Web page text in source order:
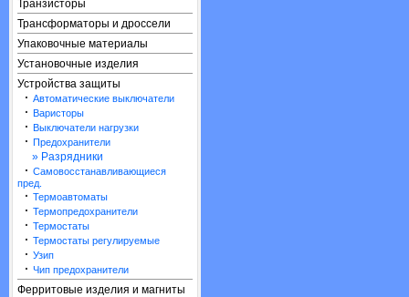
Транзисторы
Трансформаторы и дроссели
Упаковочные материалы
Установочные изделия
Устройства защиты
· Автоматические выключатели
· Варисторы
· Выключатели нагрузки
· Предохранители
» Разрядники
· Самовосстанавливающиеся
пред.
· Термоавтоматы
· Термопредохранители
· Термостаты
· Термостаты регулируемые
· Узип
· Чип предохранители
Ферритовые изделия и магниты